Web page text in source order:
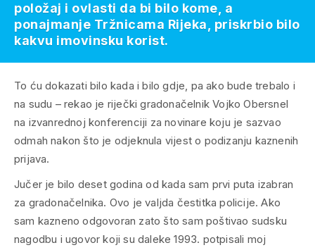
To ću dokazati bilo kada i bilo gdje, pa ako bude trebalo i
na sudu – rekao je riječki gradonačelnik Vojko Obersnel
na izvanrednoj konferenciji za novinare koju je sazvao
odmah nakon što je odjeknula vijest o podizanju kaznenih
prijava.
Jučer je bilo deset godina od kada sam prvi puta izabran
za gradonačelnika. Ovo je valjda čestitka policije. Ako
sam kazneno odgovoran zato što sam poštivao sudsku
nagodbu i ugovor koji su daleke 1993. potpisali moj
položaj i ovlasti da bi bilo kome, a
ponajmanje Tržnicama Rijeka, priskrbio bilo
kakvu imovinsku korist.